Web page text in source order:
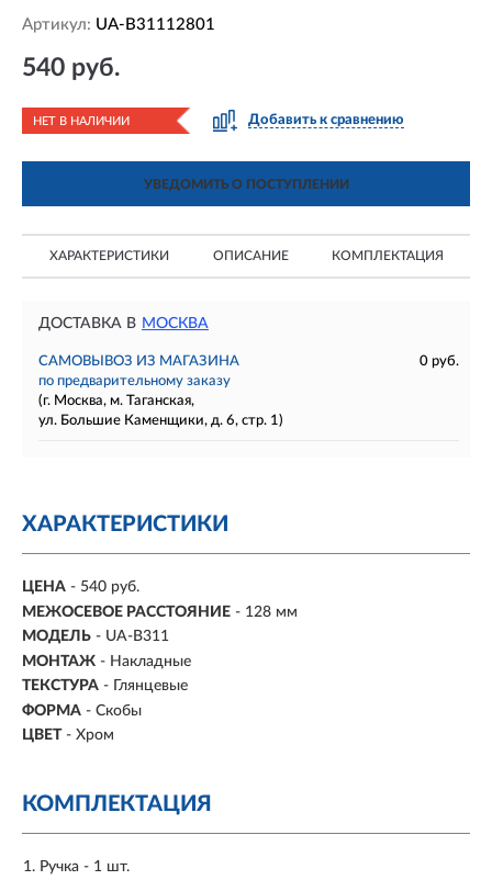
Артикул: UA-B31112801
540 руб.
НЕТ В НАЛИЧИИ Добавить к сравнению
УВЕДОМИТЬ О ПОСТУПЛЕНИИ
ХАРАКТЕРИСТИКИ ОПИСАНИЕ КОМПЛЕКТАЦИЯ
ДОСТАВКА В МОСКВА
САМОВЫВОЗ ИЗ МАГАЗИНА
0 руб.
по предварительному заказу
(г. Москва, м. Таганская,
ул. Большие Каменщики, д. 6, стр. 1)
ХАРАКТЕРИСТИКИ
ЦЕНА - 540 руб.
МЕЖОСЕВОЕ РАССТОЯНИЕ - 128 мм
МОДЕЛЬ - UA-B311
МОНТАЖ - Накладные
ТЕКСТУРА - Глянцевые
ФОРМА - Скобы
ЦВЕТ - Хром
КОМПЛЕКТАЦИЯ
Ручка - 1 шт.